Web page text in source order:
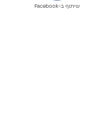
שיתוף ב-Facebook